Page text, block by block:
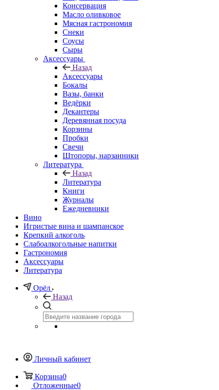
Консервация
Масло оливковое
Мясная гастрономия
Снеки
Соусы
Сыры
Аксессуары
Назад
Аксессуары
Бокалы
Вазы, банки
Ведёрки
Декантеры
Деревянная посуда
Корзины
Пробки
Свечи
Штопоры, нарзанники
Литература
Назад
Литература
Книги
Журналы
Ежедневники
Вино
Игристые вина и шампанское
Крепкий алкоголь
Слабоалкогольные напитки
Гастрономия
Аксессуары
Литература
Орёл
Назад
Личный кабинет
Корзина0
Отложенные0